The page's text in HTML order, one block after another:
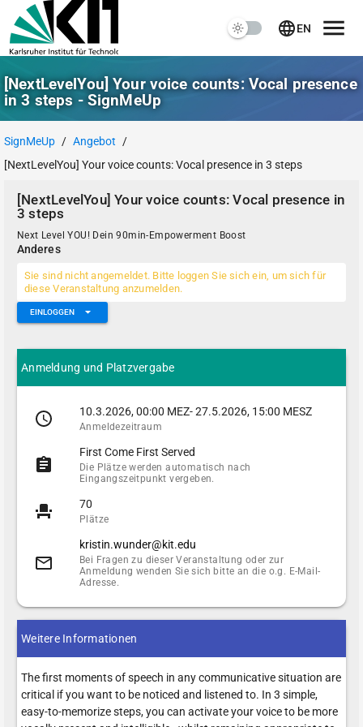
EN
[NextLevelYou] Your voice counts: Vocal presence
in 3 steps - SignMeUp
SignMeUp / Angebot
/
[NextLevelYou] Your voice counts: Vocal presence in 3 steps
[NextLevelYou] Your voice counts: Vocal presence in
3 steps
Next Level YOU! Dein 90min-Empowerment Boost
Anderes
Sie sind nicht angemeldet. Bitte loggen Sie sich ein, um sich für
diese Veranstaltung anzumelden.
EINLOGGEN
Anmeldung und Platzvergabe
10.3.2026, 00:00 MEZ- 27.5.2026, 15:00 MESZ
Anmeldezeitraum
First Come First Served
Die Plätze werden automatisch nach
Eingangszeitpunkt vergeben.
70
Plätze
kristin.wunder@kit.edu
Bei Fragen zu dieser Veranstaltung oder zur
Anmeldung wenden Sie sich bitte an die o.g. E-Mail-
Adresse.
Weitere Informationen
The first moments of speech in any communicative situation are
critical if you want to be noticed and listened to. In 3 simple,
easy-to-memorize steps, you can activate your voice to be more